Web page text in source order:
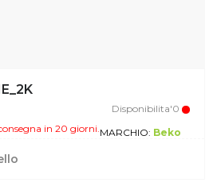
Disponibilita'0
in 20 giorni.MARCHIO: Beko